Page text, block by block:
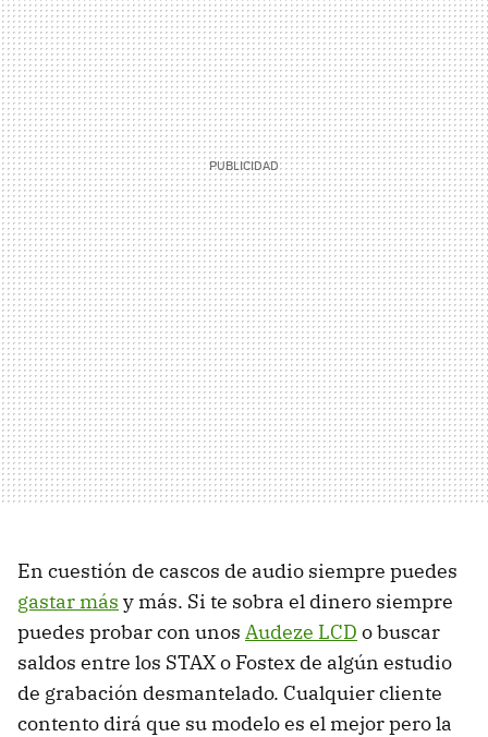
En cuestión de cascos de audio siempre puedes
gastar más y más. Si te sobra el dinero siempre
puedes probar con unos Audeze LCD o buscar
saldos entre los STAX o Fostex de algún estudio
de grabación desmantelado. Cualquier cliente
contento dirá que su modelo es el mejor pero la